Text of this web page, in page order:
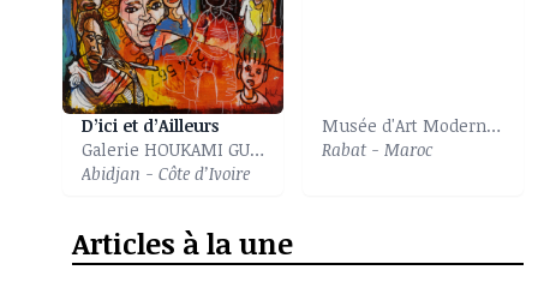
D’ici et d’Ailleurs
Galerie HOUKAMI GUYZAGN
Abidjan - Côte d’Ivoire
Musée d'Art Moderne et Contemporain
Rabat - Maroc
Articles à la une